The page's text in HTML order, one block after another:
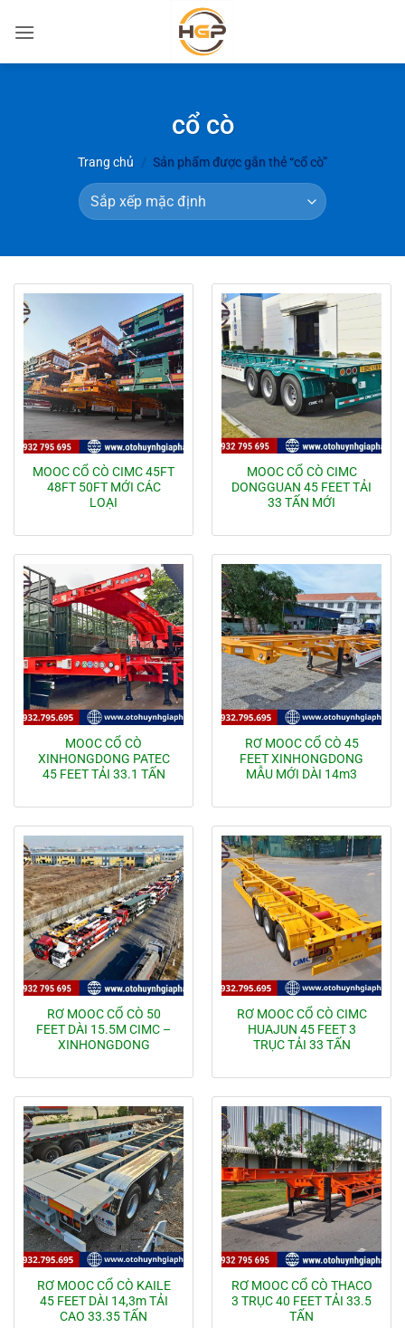
qua
cổ cò
Trang chủ / Sản phẩm được gắn thẻ “cổ cò”
MOOC CỔ CÒ CIMC 45FT
48FT 50FT MỚI CÁC
LOẠI
MOOC CỔ CÒ CIMC
DONGGUAN 45 FEET TẢI
33 TẤN MỚI
MOOC CỔ CÒ
XINHONGDONG PATEC
45 FEET TẢI 33.1 TẤN
RƠ MOOC CỔ CÒ 45
FEET XINHONGDONG
MẪU MỚI DÀI 14m3
RƠ MOOC CỔ CÒ 50
FEET DÀI 15.5M CIMC –
XINHONGDONG
RƠ MOOC CỔ CÒ CIMC
HUAJUN 45 FEET 3
TRỤC TẢI 33 TẤN
RƠ MOOC CỔ CÒ KAILE
45 FEET DÀI 14,3m TẢI
CAO 33.35 TẤN
RƠ MOOC CỔ CÒ THACO
3 TRỤC 40 FEET TẢI 33.5
TẤN